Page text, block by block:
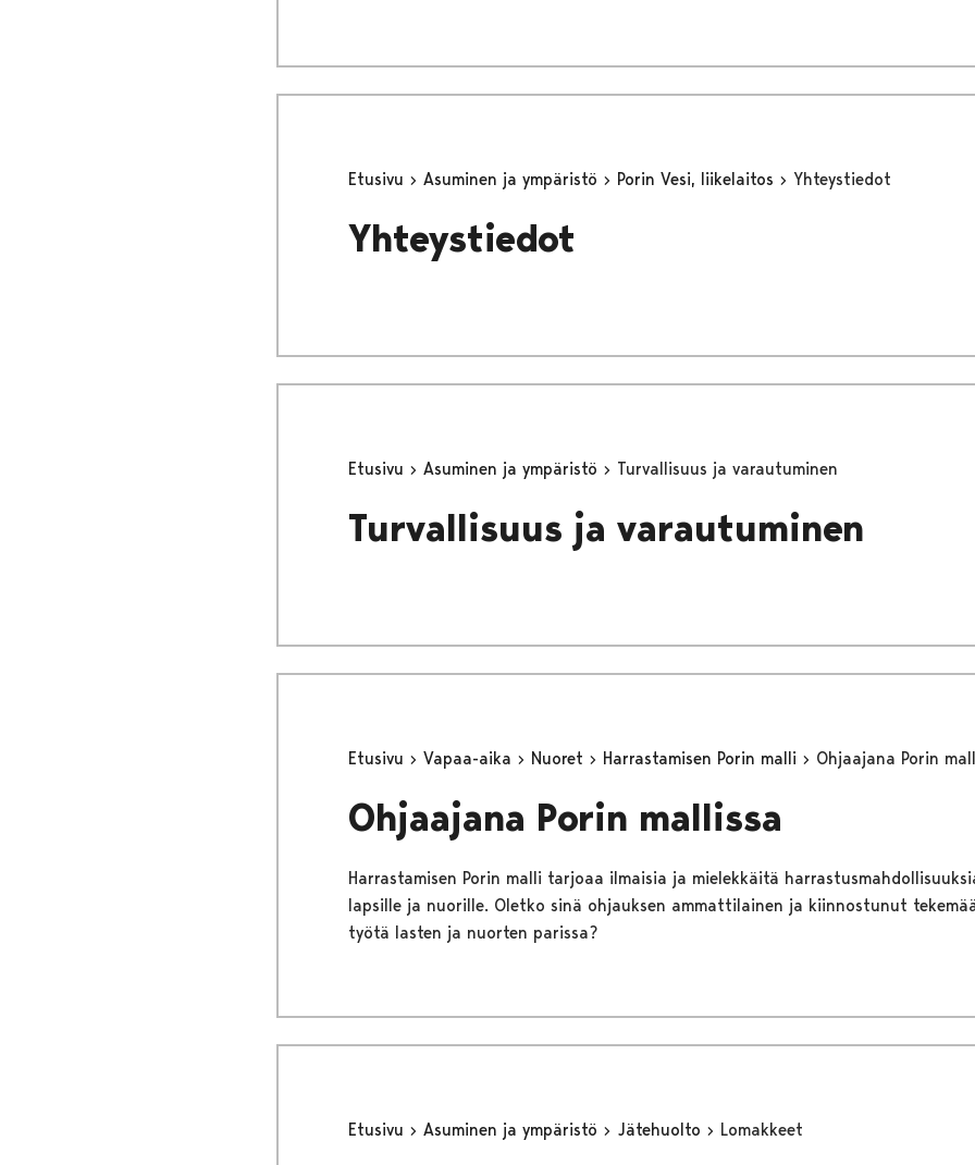
Etusivu Asuminen ja ympäristö Porin Vesi, liikelaitos Yhteystiedot
Yhteystiedot
Etusivu Asuminen ja ympäristö Turvallisuus ja varautuminen
Turvallisuus ja varautuminen
Etusivu Vapaa-aika Nuoret Harrastamisen Porin malli Ohjaajana Porin
Ohjaajana Porin mallissa
Harrastamisen Porin malli tarjoaa ilmaisia ja mielekkäitä
lapsille ja nuorille. Oletko sinä ohjauksen ammattilainen ja kiinnostunut
työtä lasten ja nuorten parissa?
Etusivu Asuminen ja ympäristö Jätehuolto Lomakkeet